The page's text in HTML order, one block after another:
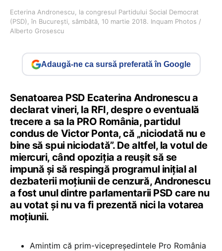
Ecterina Andronescu, la congresul Partidului Social Democrat
(PSD), în București, sâmbătă, 10 martie 2018. Inquam Photos /
Alberto Grosescu
Adaugă-ne ca sursă preferată în Google
Senatoarea PSD Ecaterina Andronescu a
declarat vineri, la RFI, despre o eventuală
trecere a sa la PRO România, partidul
condus de Victor Ponta, că „niciodată nu e
bine să spui niciodată”. De altfel, la votul de
miercuri, când opoziția a reușit să se
impună și să respingă programul inițial al
dezbaterii moțiunii de cenzură, Andronescu
a fost unul dintre parlamentarii PSD care nu
au votat și nu va fi prezentă nici la votarea
moțiunii.
Amintim că prim-vicepreședintele Pro România